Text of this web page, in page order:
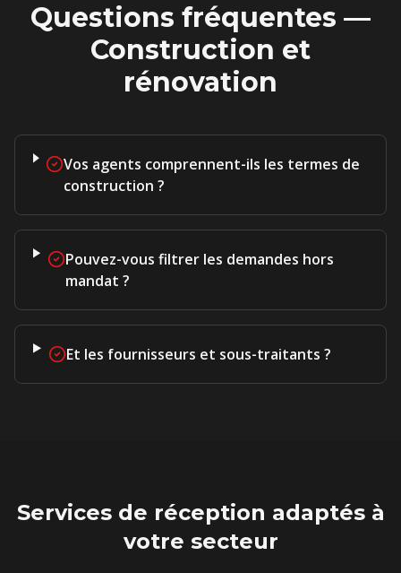
Questions fréquentes —
Construction et
rénovation
Vos agents comprennent-ils les termes de
construction ?
Pouvez-vous filtrer les demandes hors
mandat ?
Et les fournisseurs et sous-traitants ?
Services de réception adaptés à
votre secteur